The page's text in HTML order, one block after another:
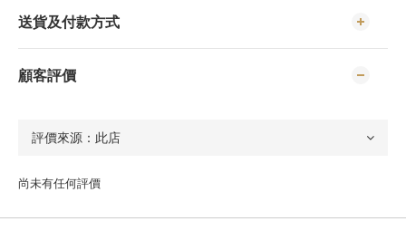
送貨及付款方式
顧客評價
尚未有任何評價